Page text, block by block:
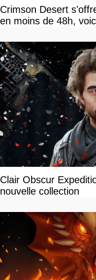
Crimson Desert
en moins de 48h,
Clair Obscur
nouvelle collection